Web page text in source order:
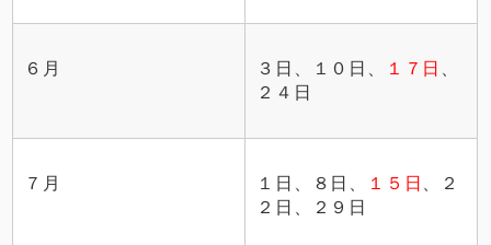
６月 ３日、１０日、 １７日
２４日
７月 １日、８日、 １５日
、２
２日、２９日